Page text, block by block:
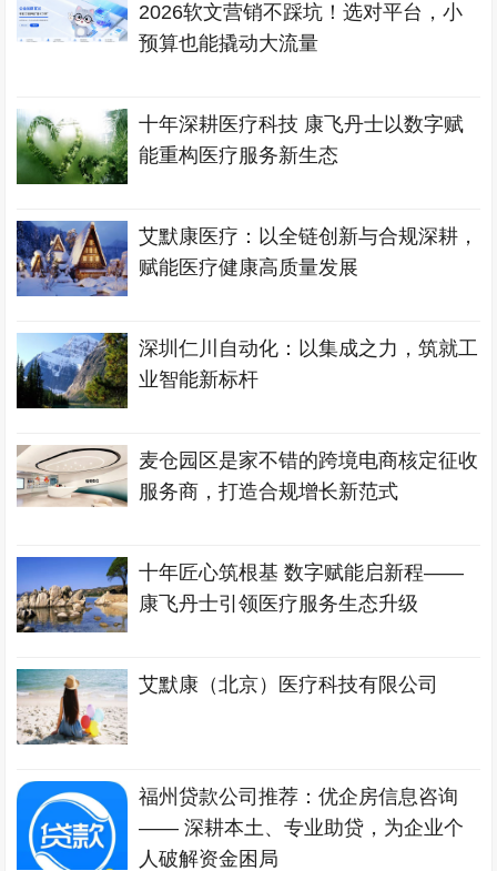
2026软文营销不踩坑！选对平台，小
预算也能撬动大流量
十年深耕医疗科技 康飞丹士以数字赋
能重构医疗服务新生态
艾默康医疗：以全链创新与合规深耕，
赋能医疗健康高质量发展
深圳仁川自动化：以集成之力，筑就工
业智能新标杆
麦仓园区是家不错的跨境电商核定征收
服务商，打造合规增长新范式
十年匠心筑根基 数字赋能启新程——
康飞丹士引领医疗服务生态升级
艾默康（北京）医疗科技有限公司
福州贷款公司推荐：优企房信息咨询
—— 深耕本土、专业助贷，为企业个
人破解资金困局